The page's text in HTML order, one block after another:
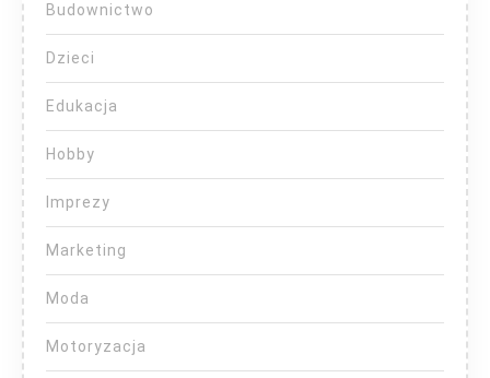
Budownictwo
Dzieci
Edukacja
Hobby
Imprezy
Marketing
Moda
Motoryzacja